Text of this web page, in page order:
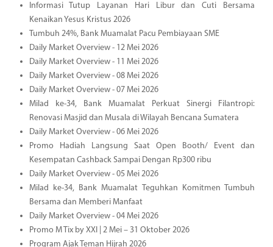
Informasi Tutup Layanan Hari Libur dan Cuti Bersama
Kenaikan Yesus Kristus 2026
Tumbuh 24%, Bank Muamalat Pacu Pembiayaan SME
Daily Market Overview - 12 Mei 2026
Daily Market Overview - 11 Mei 2026
Daily Market Overview - 08 Mei 2026
Daily Market Overview - 07 Mei 2026
Milad ke-34, Bank Muamalat Perkuat Sinergi Filantropi:
Renovasi Masjid dan Musala di Wilayah Bencana Sumatera
Daily Market Overview - 06 Mei 2026
Promo Hadiah Langsung Saat Open Booth/ Event dan
Kesempatan Cashback Sampai Dengan Rp300 ribu
Daily Market Overview - 05 Mei 2026
Milad ke-34, Bank Muamalat Teguhkan Komitmen Tumbuh
Bersama dan Memberi Manfaat
Daily Market Overview - 04 Mei 2026
Promo M Tix by XXI | 2 Mei – 31 Oktober 2026
Program Ajak Teman Hijrah 2026